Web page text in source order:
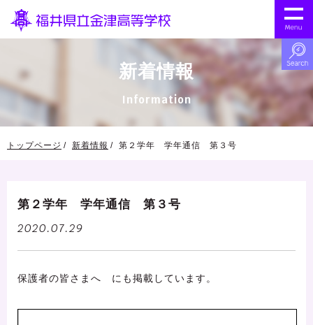
新着情報
Information
トップページ 新着情報 第２学年 学年通信 第３号
第２学年 学年通信 第３号
2020.07.29
保護者の皆さまへ にも掲載しています。